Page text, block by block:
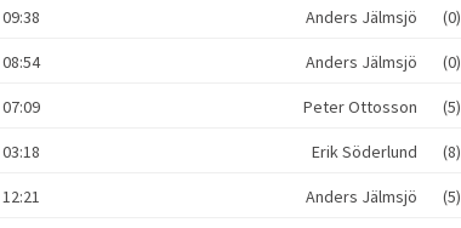
Anders Jälmsjö (0)
Anders Jälmsjö (0)
Peter Ottosson (5)
Erik Söderlund (8)
Anders Jälmsjö (5)